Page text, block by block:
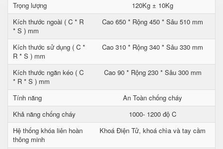
Trọng lượng
120Kg ± 10Kg
Kích thước ngoài ( C * R
* S ) mm
Cao 650 * Rộng 450 * Sâu 510 mm
Kích thước sử dụng ( C *
R * S ) mm
Cao 310 * Rộng 340 * Sâu 330 mm
Kích thước ngăn kéo ( C
* R * S ) mm
Cao 90 * Rộng 230 * Sâu 300 mm
Tính năng
An Toàn chống cháy
Khả năng chống cháy
1000- 1200 độ C
Hệ thống khóa liên hoàn
thông minh
Khoá Điện Tử, khoá chìa và tay cầm